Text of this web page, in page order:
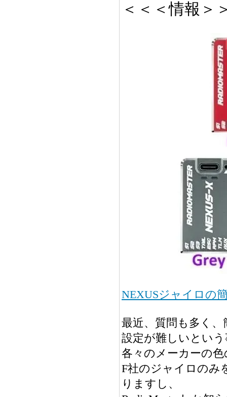
＜＜＜情報＞
NEXUSジャイロの
最近、質問も多く
設定が難しいとい
各々のメーカーの
F社のジャイロのみ
りますし、